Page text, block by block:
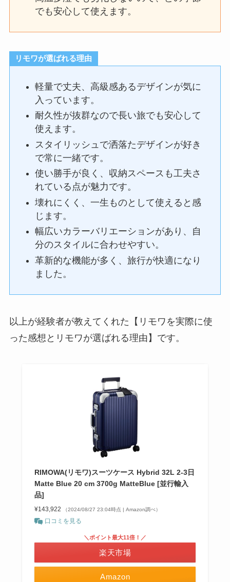
でも安心して使えます。
リモワが選ばれる理由
軽量で丈夫、高級感あるデザインが気に
入っています。
耐久性が抜群なので長い旅でも安心して
使えます。
スタイリッシュで洒落たデザインが好き
で常に一緒です。
使い勝手が良く、収納スペースも工夫さ
れている点が魅力です。
壊れにくく、一生ものとして使えると感
じます。
幅広いカラーバリエーションがあり、自
分のスタイルに合わせやすい。
革新的な機能が多く、旅行が快適になり
ました。
以上が経験者が教えてくれた【リモワを実際に使
った感想とリモワが選ばれる理由】です。
RIMOWA(リモワ)スーツケース Hybrid 32L 2-3日
Matte Blue 20 cm 3700g MatteBlue [並行輸入
品]
¥143,922 （2024/08/27 23:04時点 | Amazon調べ）
口コミを見る
Amazon
＼ポイント最大11倍！／
楽天市場